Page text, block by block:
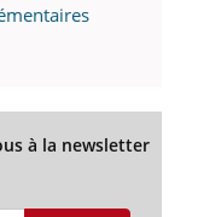
à la newsletter